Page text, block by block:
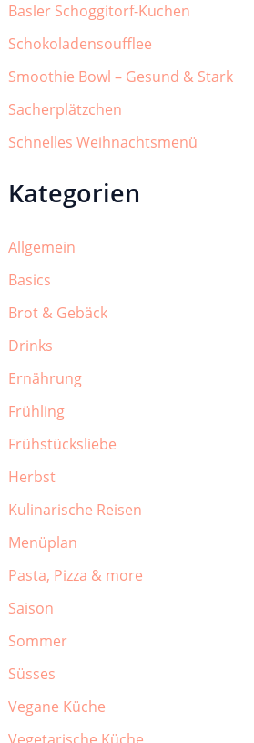
Basler Schoggitorf-Kuchen
Schokoladensoufflee
Smoothie Bowl – Gesund & Stark
Sacherplätzchen
Schnelles Weihnachtsmenü
Kategorien
Allgemein
Basics
Brot & Gebäck
Drinks
Ernährung
Frühling
Frühstücksliebe
Herbst
Kulinarische Reisen
Menüplan
Pasta, Pizza & more
Saison
Sommer
Süsses
Vegane Küche